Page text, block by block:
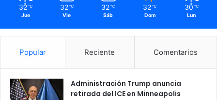
32 ℃
Jue
32 ℃
Vie
32 ℃
Sáb
32 ℃
Dom
30 ℃
Lun
Popular Reciente Comentarios
Administración Trump anuncia
retirada del ICE en Minneapolis